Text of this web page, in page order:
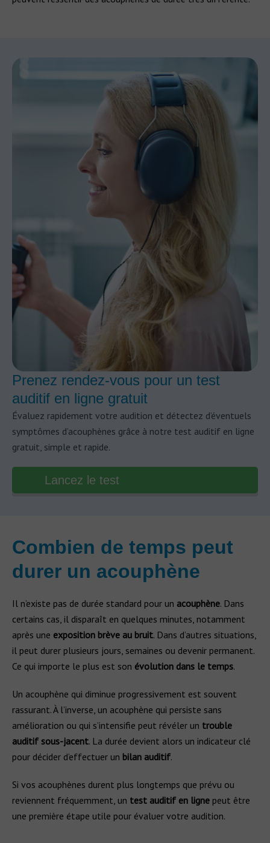
Prenez rendez-vous pour un test
auditif en ligne gratuit
Évaluez rapidement votre audition et détectez d’éventuels
symptômes d’acouphènes grâce à notre test auditif en ligne
gratuit, simple et rapide.
Lancez le test
Combien de temps peut
durer un acouphène
Il n’existe pas de durée standard pour un acouphène. Dans
certains cas, il disparaît en quelques minutes, notamment
après une exposition brève au bruit. Dans d’autres situations,
il peut durer plusieurs jours, semaines ou devenir permanent.
Ce qui importe le plus est son évolution dans le temps.
Un acouphène qui diminue progressivement est souvent
rassurant. À l’inverse, un acouphène qui persiste sans
amélioration ou qui s’intensifie peut révéler un trouble
auditif sous-jacent. La durée devient alors un indicateur clé
pour décider d’effectuer un bilan auditif.
Si vos acouphènes durent plus longtemps que prévu ou
reviennent fréquemment, un test auditif en ligne peut être
une première étape utile pour évaluer votre audition.